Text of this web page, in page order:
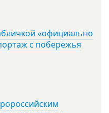
«официально
с побережья